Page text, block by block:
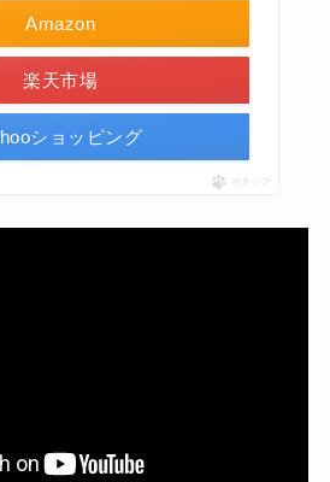
Amazon
楽天市場
ショッピング
ポチップ